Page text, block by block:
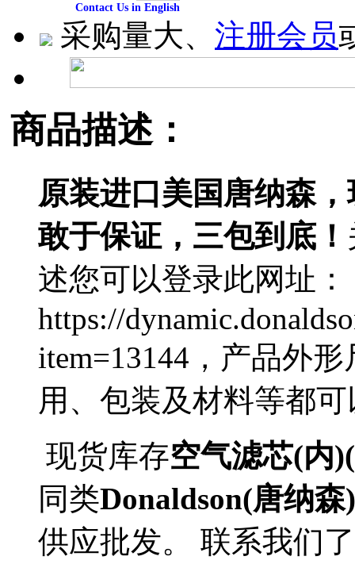
Contact Us in English
采购量大、 注册会员
商品描述：
原装进口美国唐纳森
敢于保证，三包到底！
述您可以登录此网址：
https://
item=13144，产品外
用、包装及材料等都
现货库存空气滤芯(内
同类Donaldson(唐纳森)
供应批发。 联系我们